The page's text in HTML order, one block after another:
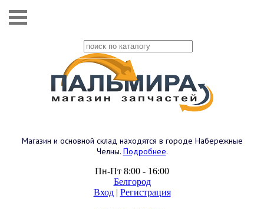
Магазин и основной склад находятся в городе Набережные
Челны. Подробнее.
Пн-Пт 8:00 - 16:00
Белгород
Вход| Регистрация